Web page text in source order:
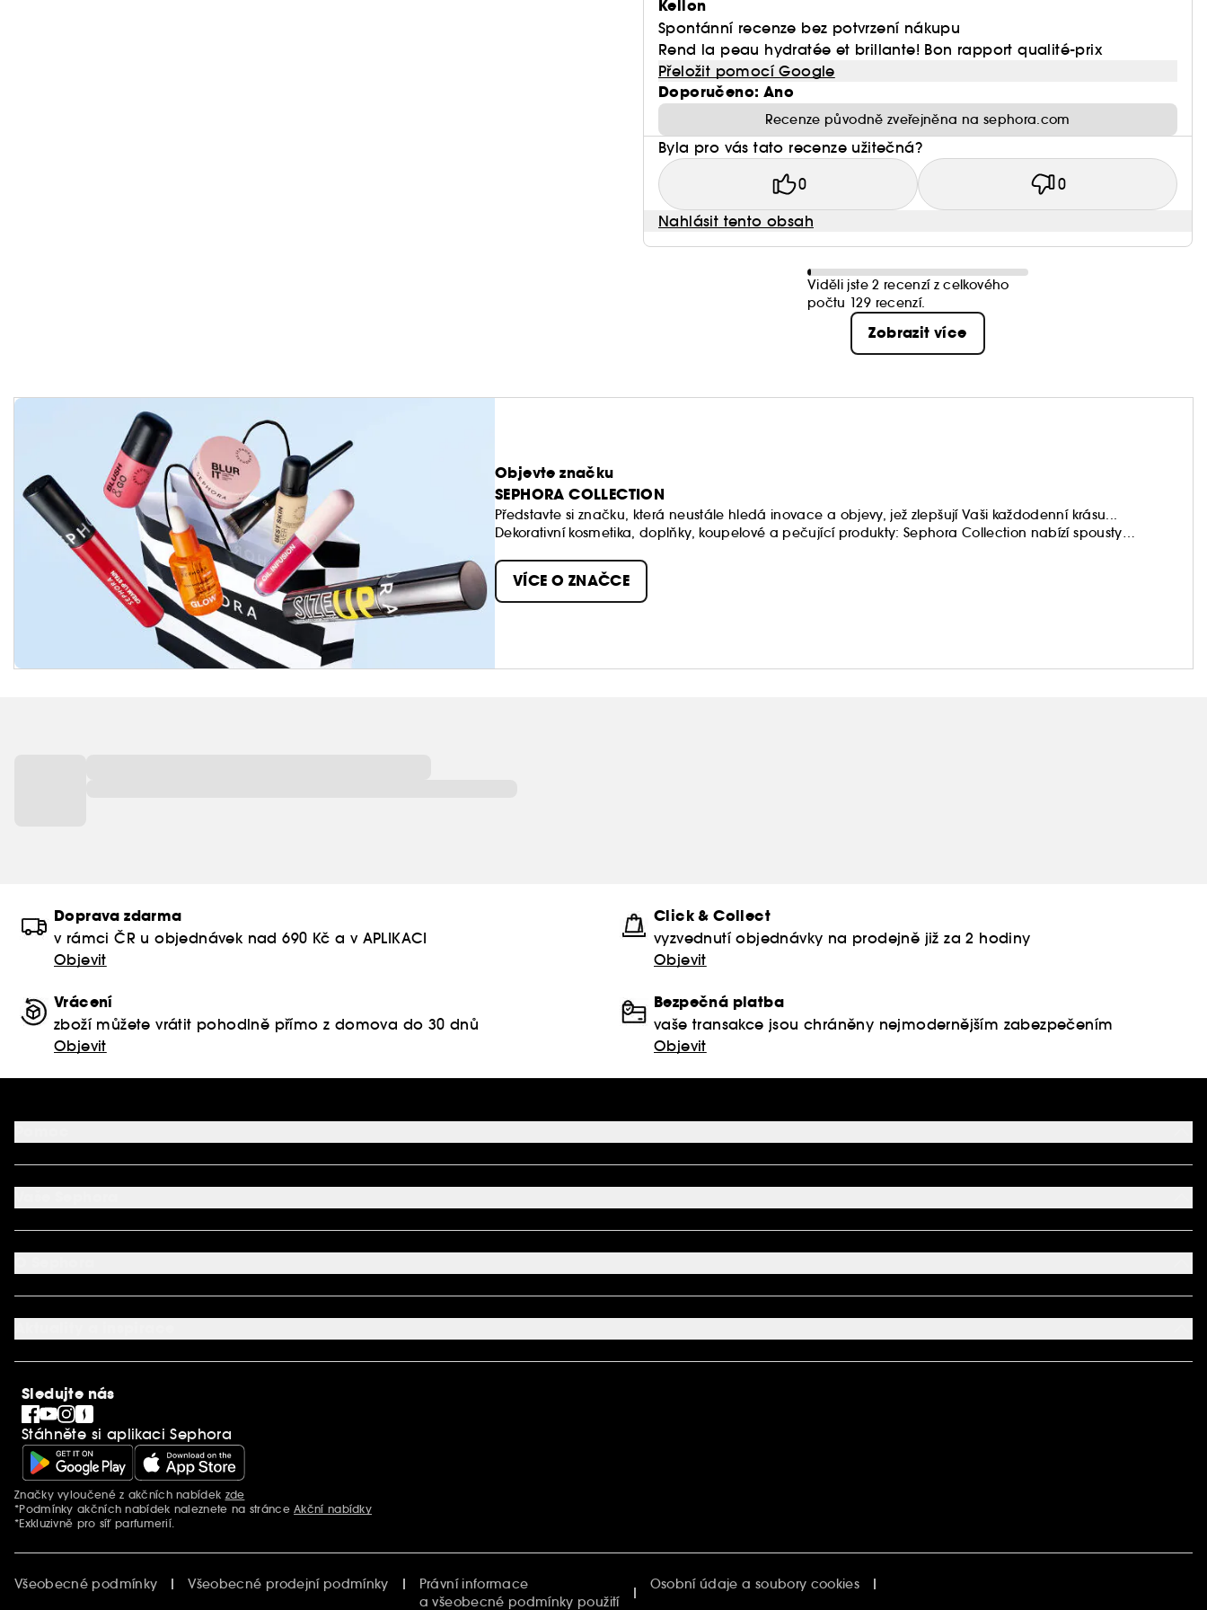
Produkty bez složek živočišného původu.
Kellon
Spontánní recenze bez potvrzení nákupu
Rend la peau hydratée et brillante! Bon rapport qualité-prix
Přeložit pomocí Google
Doporučeno: Ano
Recenze původně zveřejněna na sephora.com
Byla pro vás tato recenze užitečná?
0 0
Nahlásit tento obsah
Viděli jste 2 recenzí z celkového
počtu 129 recenzí.
Zobrazit více
Objevte značku
SEPHORA COLLECTION
Představte si značku, která neustále hledá inovace a objevy, jež zlepšují Vaši každodenní krásu...
Dekorativní kosmetika, doplňky, koupelové a pečující produkty: Sephora Collection nabízí spousty
Naše dostupné produkty stojí v čele trendů a jsou vždy kvalitní.
Dopřejte si volnost vytvářet vlastní styly a měnit je, když na to budete mít chuť!
VÍCE O ZNAČCE
Doprava zdarma
v rámci ČR u objednávek nad 690 Kč a v APLIKACI
Objevit
Click & Collect
vyzvednutí objednávky na prodejně již za 2 hodiny
Objevit
Vrácení
zboží můžete vrátit pohodlně přímo z domova do 30 dnů
Objevit
Bezpečná platba
vaše transakce jsou chráněny nejmodernějším zabezpečením
Objevit
FAQ
Podmínky Nabídek
Kontaktujte nás
Mapa stránky
Můj účet
Aplikace SEPHORA
Nastavení souborů cookie
O společnosti Sephora
Kariéra
SEPHORiA
Blog Sephora
Singles´ Day
Black Friday
Cyber Monday
Vánoce
Sledujte nás
Stáhněte si aplikaci Sephora
Další informace
Značky vyloučené z akčních nabídek zde
*Podmínky akčních nabídek naleznete na stránceAkční nabídky
*Exkluzivně pro síť parfumerií.
Všeobecné podmínky Všeobecné prodejní podmínky
Právní informace
a všeobecné podmínky použití
Osobní údaje a soubory cookies